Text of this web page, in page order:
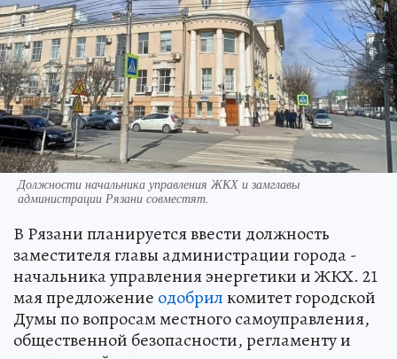
Должности начальника управления ЖКХ и замглавы
администрации Рязани совместят.
В Рязани планируется ввести должность
заместителя главы администрации города -
начальника управления энергетики и ЖКХ. 21
мая предложение одобрилкомитет городской
Думы по вопросам местного самоуправления,
общественной безопасности, регламенту и